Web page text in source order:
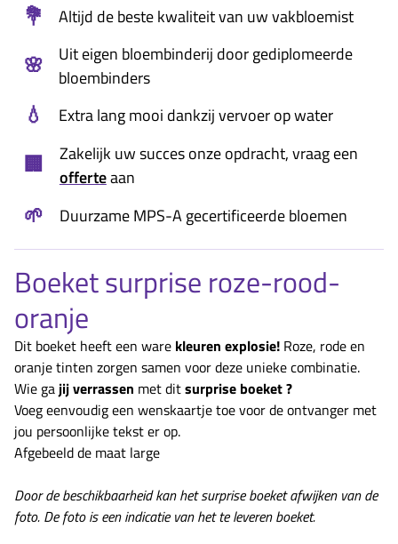
💐 Altijd de beste kwaliteit van uw vakbloemist
🌸
Uit eigen bloembinderij door gediplomeerde
bloembinders
💧 Extra lang mooi dankzij vervoer op water
🏢
Zakelijk uw succes onze opdracht, vraag een
offerteaan
🌱 Duurzame MPS-A gecertificeerde bloemen
Boeket surprise roze-rood-
oranje
Dit boeket heeft een ware kleuren explosie! Roze, rode en
oranje tinten zorgen samen voor deze unieke combinatie.
Wie gajij verrassen met ditsurprise boeket ?
Voeg eenvoudig een wenskaartje toe voor de ontvanger met
jou persoonlijke tekst er op.
Afgebeeld de maat large
Door de beschikbaarheid kan het surprise boeket afwijken van de
foto. De foto is een indicatie van het te leveren boeket.